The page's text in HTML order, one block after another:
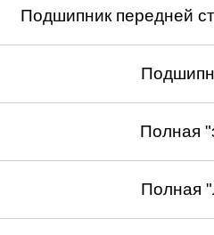
Подшипник передней
Полная
Полная